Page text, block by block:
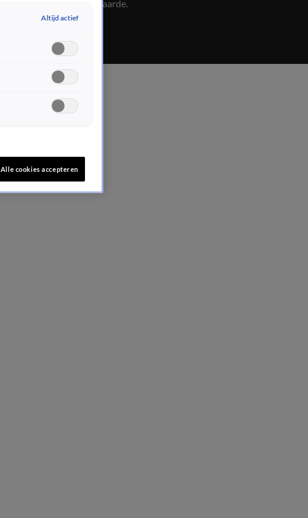
echt in goed aarde.
Altijd actief
Alle cookies accepteren